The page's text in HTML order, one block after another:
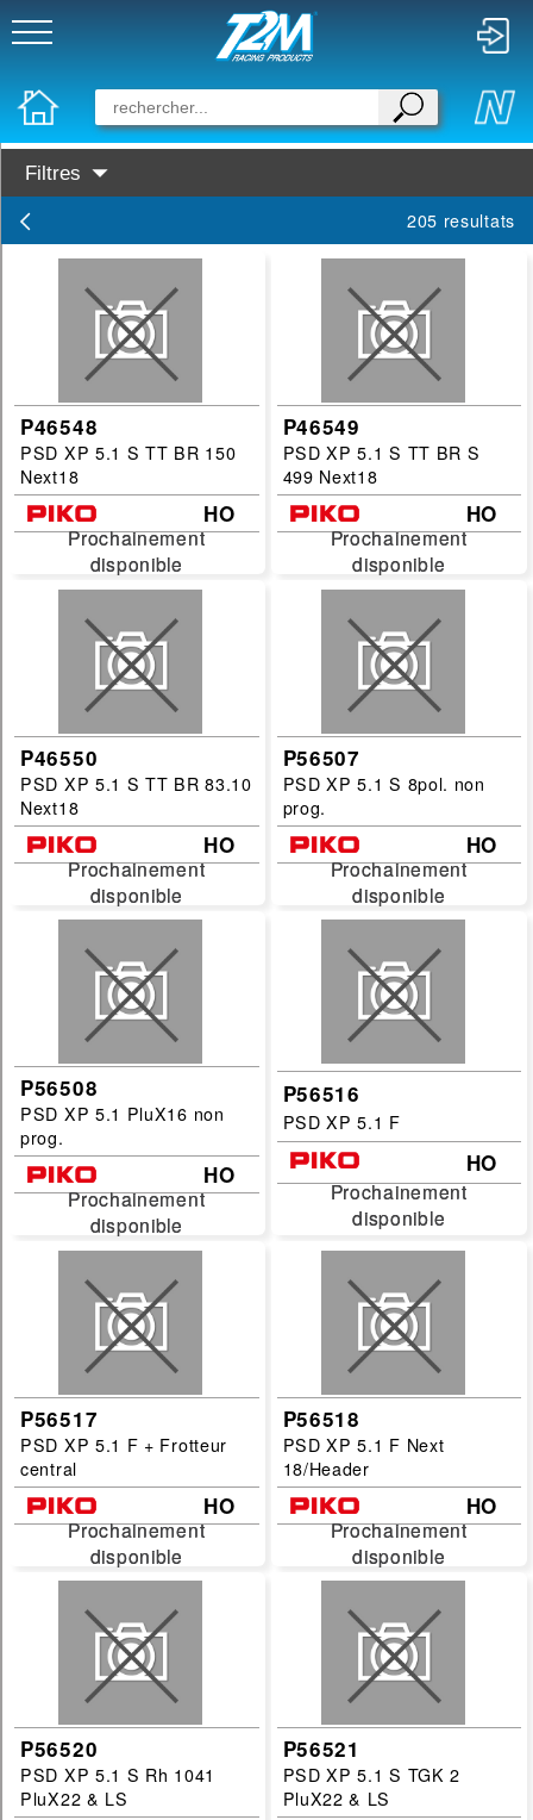
Filtres
En Stock
Prochainement dispo
Marques :
PIKO
Categories :
digital
Echelles :
HO
N
filtrer
205 resultats
P46548
PSD XP 5.1 S TT BR 150
Next18
HO
Prochainement
disponible
Prochainement
disponible
P46549
PSD XP 5.1 S TT BR S
499 Next18
HO
Prochainement
disponible
Prochainement
disponible
P46550
PSD XP 5.1 S TT BR 83.10
Next18
HO
Prochainement
disponible
Prochainement
disponible
P56507
PSD XP 5.1 S 8pol. non
prog.
HO
Prochainement
disponible
Prochainement
disponible
P56508
PSD XP 5.1 PluX16 non
prog.
HO
Prochainement
disponible
Prochainement
disponible
P56516
PSD XP 5.1 F
HO
Prochainement
disponible
Prochainement
disponible
P56517
PSD XP 5.1 F + Frotteur
central
HO
Prochainement
disponible
Prochainement
disponible
P56518
PSD XP 5.1 F Next
18/Header
HO
Prochainement
disponible
Prochainement
disponible
P56520
PSD XP 5.1 S Rh 1041
PluX22 & LS
P56521
PSD XP 5.1 S TGK 2
PluX22 & LS